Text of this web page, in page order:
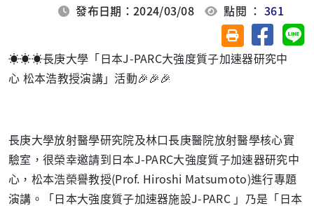
發布日期：2024/03/08 點閱 ：361
友善列印(另開視
分享至
☀️☀️☀️長庚大學「日本J-PARC大強度質子加速器研究中
心 松本浩教授演講」活動🎉🎉🎉
長庚大學放射醫學研究院及林口長庚醫院放射醫學核心實
驗室，很榮幸邀請到日本J-PARC大強度質子加速器研究中
心，松本浩榮譽教授(Prof. Hiroshi Matsumoto)進行專題
演講。「日本大強度質子加速器施設J-PARC 」乃是「日本